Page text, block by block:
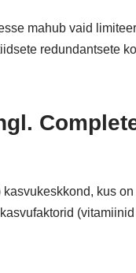
mahub vaid
redundantsete
kus
(vitamiinid